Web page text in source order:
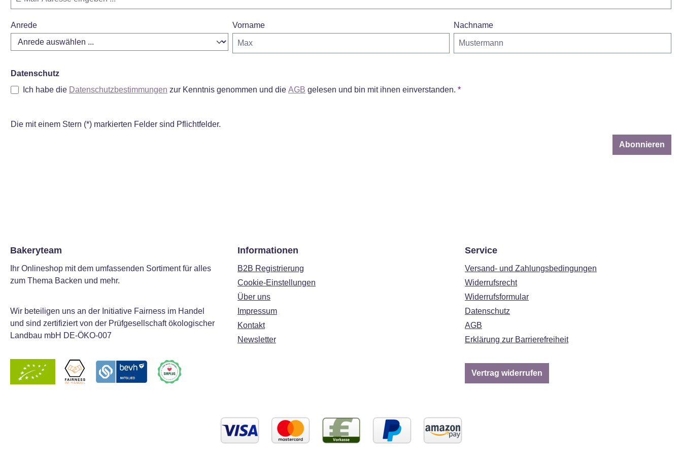
Anrede Vorname Nachname
Datenschutz
Ich habe die Datenschutzbestimmungen zur Kenntnis genommen und die AGB gelesen und bin mit ihnen einverstanden. *
Die mit einem Stern (*) markierten Felder sind Pflichtfelder.
Abonnieren
Bakeryteam
Ihr Onlineshop mit dem umfassenden Sortiment für alles
zum Thema Backen und mehr.
Wir beteiligen uns an der Initiative Fairness im Handel
und sind zertifiziert von der Prüfgesellschaft ökologischer
Landbau mbH DE-ÖKO-007
Informationen
B2B Registrierung
Cookie-Einstellungen
Über uns
Impressum
Kontakt
Newsletter
Service
Versand- und Zahlungsbedingungen
Widerrufsrecht
Widerrufsformular
Datenschutz
AGB
Erklärung zur Barrierefreiheit
Vertrag widerrufen